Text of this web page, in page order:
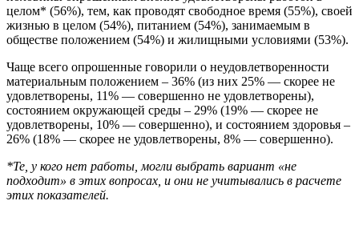
целом* (56%), тем, как проводят свободное время (55%), своей
жизнью в целом (54%), питанием (54%), занимаемым в
обществе положением (54%) и жилищными условиями (53%).
Чаще всего опрошенные говорили о неудовлетворенности
материальным положением – 36% (из них 25% — скорее не
удовлетворены, 11% — совершенно не удовлетворены),
состоянием окружающей среды – 29% (19% — скорее не
удовлетворены, 10% — совершенно), и состоянием здоровья –
26% (18% — скорее не удовлетворены, 8% — совершенно).
*Те, у кого нет работы, могли выбрать вариант «не
подходит» в этих вопросах, и они не учитывались в расчете
этих показателей.